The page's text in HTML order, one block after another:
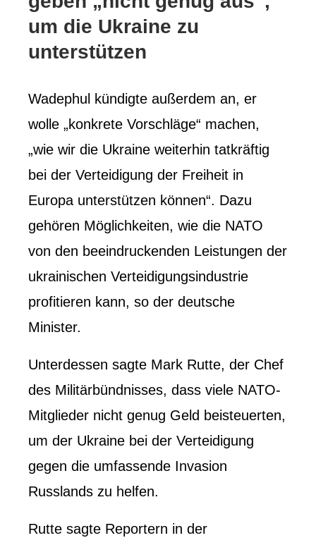
um die Ukraine zu
unterstützen
Wadephul kündigte außerdem an, er
wolle „konkrete Vorschläge“ machen,
„wie wir die Ukraine weiterhin tatkräftig
bei der Verteidigung der Freiheit in
Europa unterstützen können“. Dazu
gehören Möglichkeiten, wie die NATO
von den beeindruckenden Leistungen der
ukrainischen Verteidigungsindustrie
profitieren kann, so der deutsche
Minister.
Unterdessen sagte Mark Rutte, der Chef
des Militärbündnisses, dass viele NATO-
Mitglieder nicht genug Geld beisteuerten,
um der Ukraine bei der Verteidigung
gegen die umfassende Invasion
Russlands zu helfen.
Rutte sagte Reportern in der